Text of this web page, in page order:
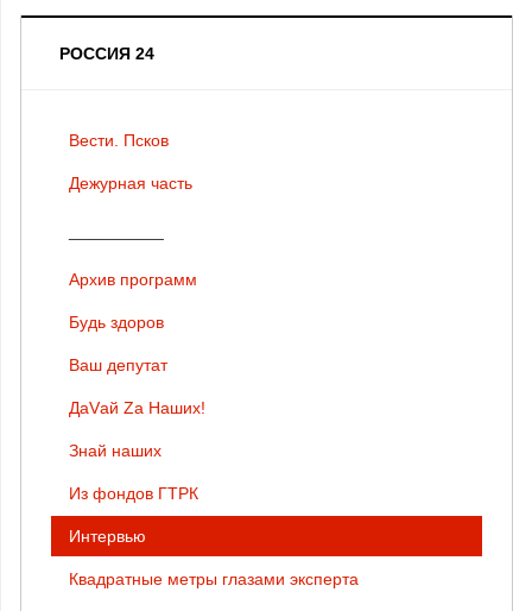
РОССИЯ 24
Вести. Псков
Дежурная часть
Архив программ
Будь здоров
Ваш депутат
ДаVай Zа Наших!
Знай наших
Из фондов ГТРК
Интервью
Квадратные метры глазами эксперта